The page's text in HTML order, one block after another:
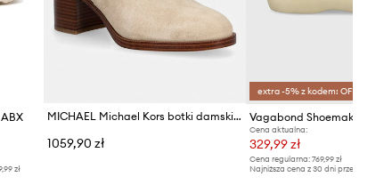
zł
MICHAEL Michael Kors botki damskie zamszowe Rachel Heeled Bootie
1059,90 zł
extra -5% z kodem: OFF*
Cena aktualna:
329,99 zł
Cena regularna: 769,99 zł
Najniższa cena z 30 dni przed obniżką: